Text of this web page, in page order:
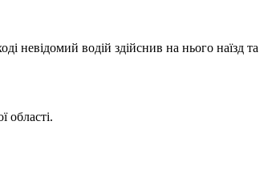
невідомий водій здійснив на нього наїзд та
області.